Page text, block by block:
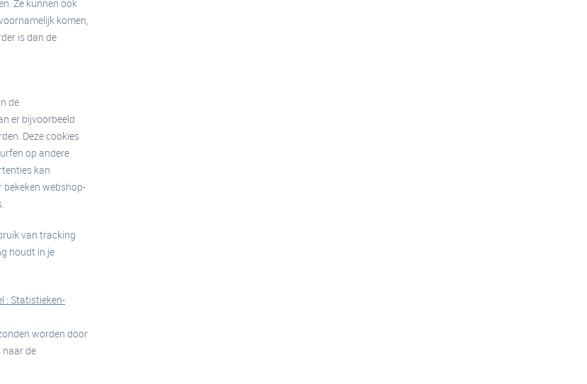
Ze kunnen ook
komen,
is dan de
de
er bijvoorbeeld
Deze cookies
op andere
kan
bekeken webshop-
van tracking
houdt in je
: Statistieken-
worden door
naar de